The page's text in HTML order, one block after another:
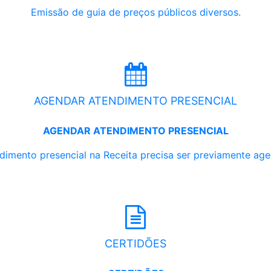
Emissão de guia de preços públicos diversos.
AGENDAR ATENDIMENTO PRESENCIAL
AGENDAR ATENDIMENTO PRESENCIAL
presencial na Receita precisa ser previamente
CERTIDÕES